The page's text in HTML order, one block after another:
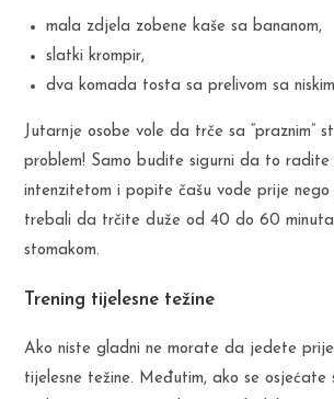
mala zdjela zobene kaše sa bananom,
slatki krompir,
dva komada tosta sa prelivom sa
Jutarnje osobe vole da trče sa “praznim”
problem! Samo budite sigurni da to radite
intenzitetom i popite čašu vode prije
trebali da trčite duže od 40 do 60 minuta
stomakom.
Trening tijelesne težine
Ako niste gladni ne morate da jedete
tijelesne težine. Međutim, ako se